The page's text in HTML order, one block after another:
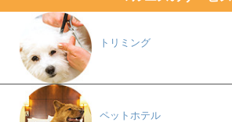
トリミング
ペットホテル